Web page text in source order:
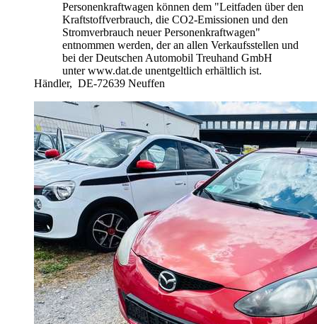
Personenkraftwagen können dem "Leitfaden über den
Kraftstoffverbrauch, die CO2-Emissionen und den
Stromverbrauch neuer Personenkraftwagen"
entnommen werden, der an allen Verkaufsstellen und
bei der Deutschen Automobil Treuhand GmbH
unter www.dat.de unentgeltlich erhältlich ist.
Händler, DE-72639 Neuffen